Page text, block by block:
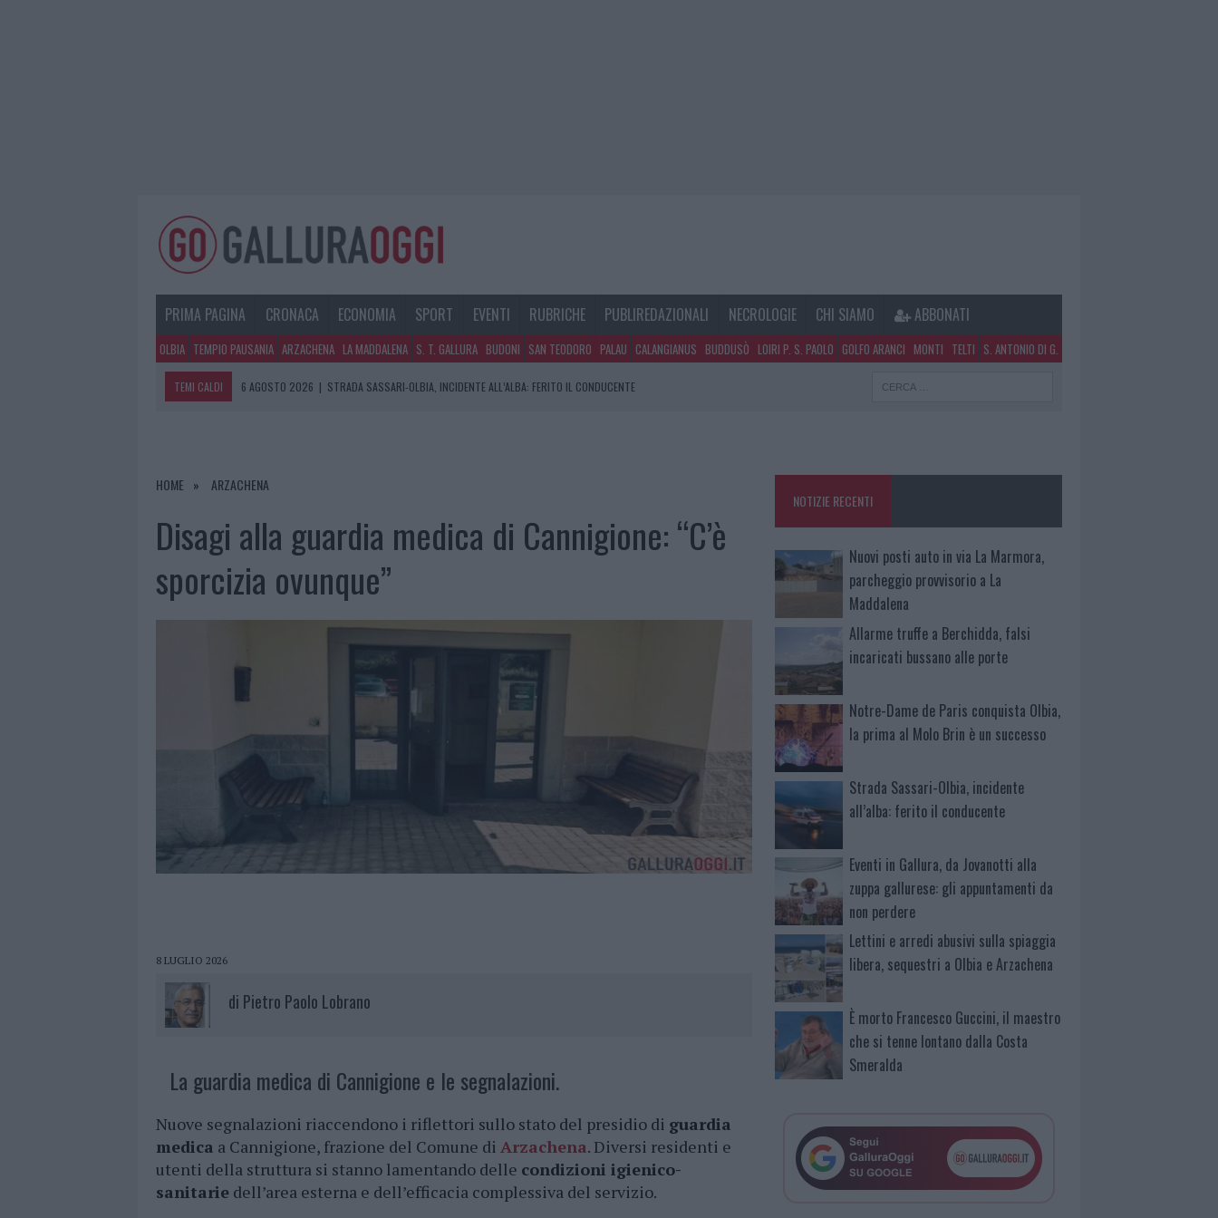
PRIMA PAGINA CRONACA ECONOMIA SPORT EVENTI RUBRICHE PUBLIREDAZIONALI NECROLOGIE CHI SIAMO ABBONATI
OLBIA TEMPIO PAUSANIA ARZACHENA LA MADDALENA S. T. GALLURA BUDONI SAN TEODORO PALAU CALANGIANUS BUDDUSÒ LOIRI P. S. PAOLO GOLFO ARANCI MONTI TELTI S. ANTONIO DI G.
TEMI CALDI 6 AGOSTO 2026 | STRADA SASSARI-OLBIA, INCIDENTE ALL’ALBA: FERITO IL CONDUCENTE
6 AGOSTO 2026
NOTRE-DAME DE PARIS CONQUISTA OLBIA, LA PRIMA AL MOLO BRIN È UN SUCCESSO
HOME ARZACHENA
Disagi alla guardia medica di Cannigione: “C’è
sporcizia ovunque”
8 LUGLIO 2026
di Pietro Paolo Lobrano
La guardia medica di Cannigione e le segnalazioni.
Nuove segnalazioni riaccendono i riflettori sullo stato del presidio di guardia
medica a Cannigione, frazione del Comune di Arzachena. Diversi residenti e
utenti della struttura si stanno lamentando delle condizioni igienico-
sanitarie dell’area esterna e dell’efficacia complessiva del servizio.
NOTIZIE RECENTI
Nuovi posti auto in via La Marmora,
parcheggio provvisorio a La
Maddalena
Allarme truffe a Berchidda, falsi
incaricati bussano alle porte
Notre-Dame de Paris conquista Olbia,
la prima al Molo Brin è un successo
Strada Sassari-Olbia, incidente
all’alba: ferito il conducente
Eventi in Gallura, da Jovanotti alla
zuppa gallurese: gli appuntamenti da
non perdere
Lettini e arredi abusivi sulla spiaggia
libera, sequestri a Olbia e Arzachena
È morto Francesco Guccini, il maestro
che si tenne lontano dalla Costa
Smeralda